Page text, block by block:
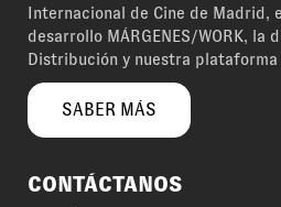
Internacional de Cine de Madrid,
desarrollo MÁRGENES/WORK, la
Distribución y nuestra plataforma
SABER MÁS
CONTÁCTANOS